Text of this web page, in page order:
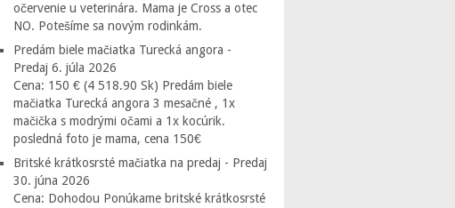
očervenie u veterinára. Mama je Cross a otec
NO. Potešíme sa novým rodinkám.
Predám biele mačiatka Turecká angora -
Predaj 6. júla 2026
Cena: 150 € (4 518.90 Sk) Predám biele
mačiatka Turecká angora 3 mesačné , 1x
mačička s modrými očami a 1x kocúrik.
posledná foto je mama, cena 150€
Britské krátkosrsté mačiatka na predaj - Predaj
30. júna 2026
Cena: Dohodou Ponúkame britské krátkosrsté